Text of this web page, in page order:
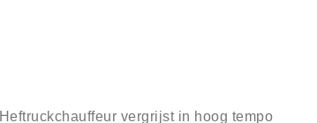
Heftruckchauffeur vergrijst in hoog tempo